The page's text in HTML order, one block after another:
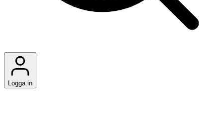
Logga in